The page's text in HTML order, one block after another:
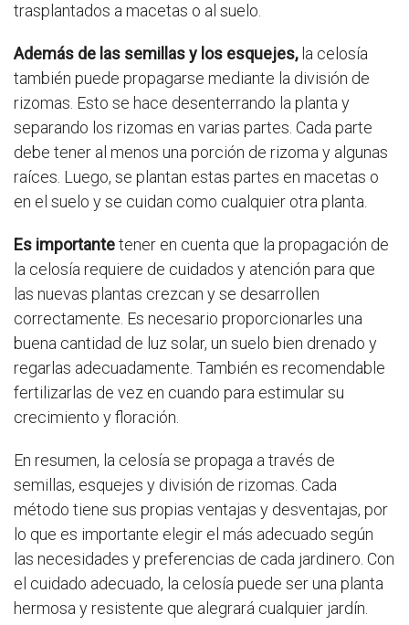
trasplantados a macetas o al suelo.
Además de las semillas y los esquejes,la celosía
también puede propagarse mediante la división de
rizomas. Esto se hace desenterrando la planta y
separando los rizomas en varias partes. Cada parte
debe tener al menos una porción de rizoma y algunas
raíces. Luego, se plantan estas partes en macetas o
en el suelo y se cuidan como cualquier otra planta.
Es importantetener en cuenta que la propagación de
la celosía requiere de cuidados y atención para que
las nuevas plantas crezcan y se desarrollen
correctamente. Es necesario proporcionarles una
buena cantidad de luz solar, un suelo bien drenado y
regarlas adecuadamente. También es recomendable
fertilizarlas de vez en cuando para estimular su
crecimiento y floración.
En resumen, la celosía se propaga a través de
semillas, esquejes y división de rizomas. Cada
método tiene sus propias ventajas y desventajas, por
lo que es importante elegir el más adecuado según
las necesidades y preferencias de cada jardinero. Con
el cuidado adecuado, la celosía puede ser una planta
hermosa y resistente que alegrará cualquier jardín.